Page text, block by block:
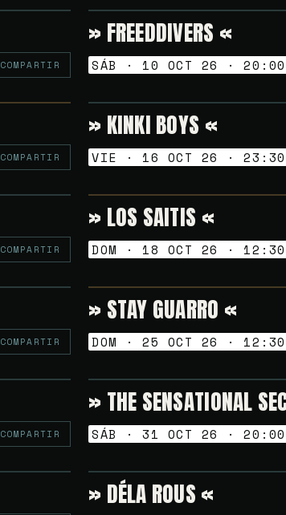
COMPARTIR
TARDEO SESSION
» FREEDDIVERS «
SÁB · 10 OCT 26 · 20:00
COMPARTIR
NOCHES GOLFAS
» KINKI BOYS «
VIE · 16 OCT 26 · 23:30
COMPARTIR
VERMUT SESSION
» LOS SAITIS «
DOM · 18 OCT 26 · 12:30
COMPARTIR
VERMUT SESSION
» STAY GUARRO «
DOM · 25 OCT 26 · 12:30
COMPARTIR
TARDEO SESSION
» THE SENSATIONAL
SÁB · 31 OCT 26 · 20:00
TARDEO SESSION
» DÉLA ROUS «